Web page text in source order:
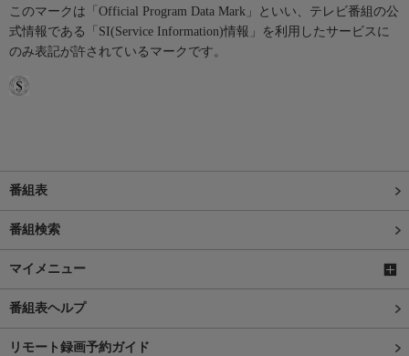
このマークは「Official Program Data Mark」といい、テレビ番組の公
式情報である「SI(Service Information)情報」を利用したサービスに
のみ表記が許されているマークです。
番組表
番組検索
マイメニュー
番組表ヘルプ
リモート録画予約ガイド